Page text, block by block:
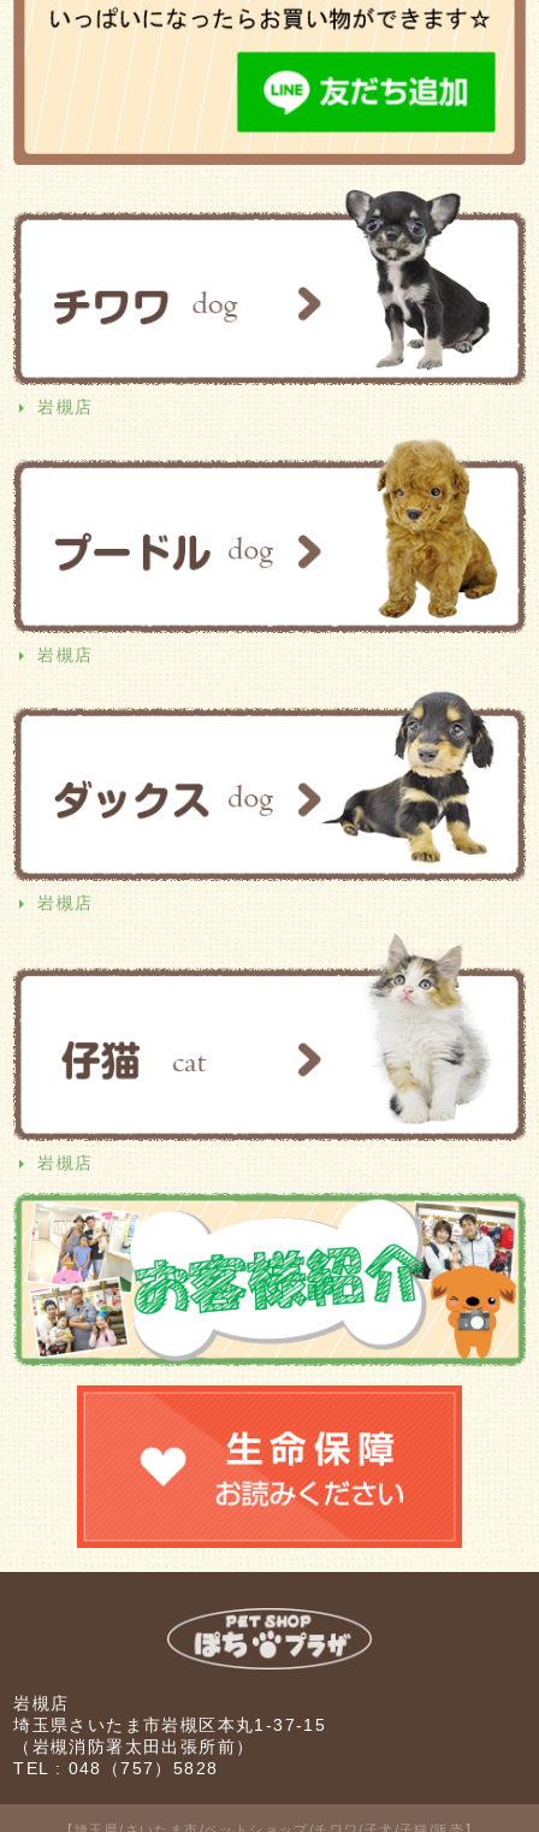
岩槻店
岩槻店
岩槻店
岩槻店
岩槻店
埼玉県さいたま市岩槻区本丸1-37-15
（岩槻消防署太田出張所前）
TEL : 048（757）5828